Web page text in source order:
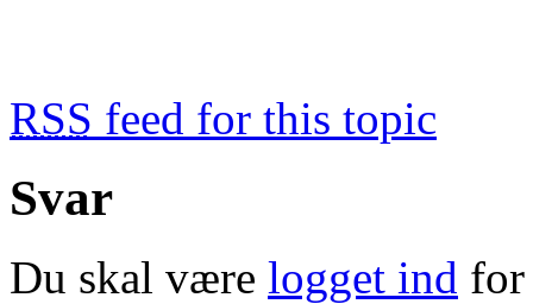
RSS feed for this topic
Svar
Du skal være logget ind for